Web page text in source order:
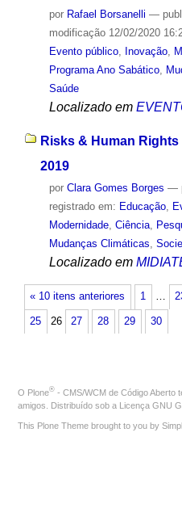
por Rafael Borsanelli —
modificação12/02/2020
Evento público, Inovação,
Programa Ano Sabático,
Saúde
Localizado em
Risks & Human
2019
por Clara Gomes Borges —
registrado em: Educação,
Modernidade, Ciência,
Mudanças Climáticas,
Localizado em
« 10 itens anteriores 1 …
25 26 27 28 29 30
O Plone® - CMS/WCM de Código Aberto
amigos. Distribuído sob a Licença GNU
This Plone Theme brought to you by